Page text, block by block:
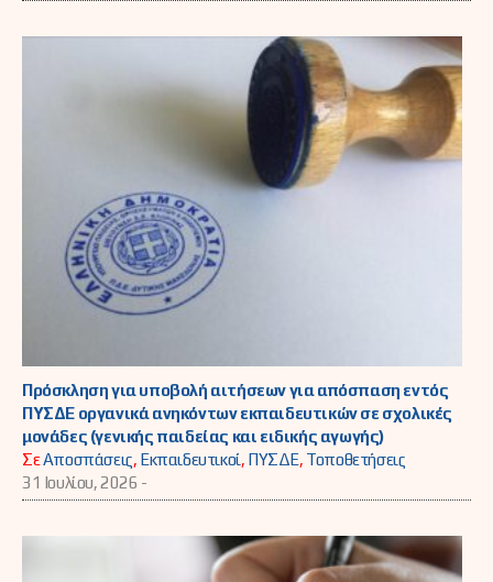
Πρόσκληση για υποβολή αιτήσεων για απόσπαση εντός
ΠΥΣΔΕ οργανικά ανηκόντων εκπαιδευτικών σε σχολικές
μονάδες (γενικής παιδείας και ειδικής αγωγής)
ΣεΑποσπάσεις, Εκπαιδευτικοί, ΠΥΣΔΕ, Τοποθετήσεις
31 Ιουλίου, 2026 -